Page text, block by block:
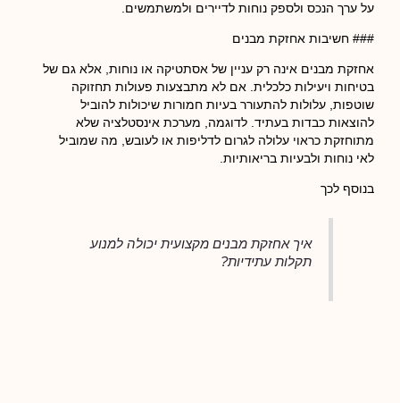
על ערך הנכס ולספק נוחות לדיירים ולמשתמשים.
### חשיבות אחזקת מבנים
אחזקת מבנים אינה רק עניין של אסתטיקה או נוחות, אלא גם של
בטיחות ויעילות כלכלית. אם לא מתבצעות פעולות תחזוקה
שוטפות, עלולות להתעורר בעיות חמורות שיכולות להוביל
להוצאות כבדות בעתיד. לדוגמה, מערכת אינסטלציה שלא
מתוחזקת כראוי עלולה לגרום לדליפות או לעובש, מה שמוביל
לאי נוחות ולבעיות בריאותיות.
בנוסף לכך
איך אחזקת מבנים מקצועית יכולה למנוע
תקלות עתידיות?